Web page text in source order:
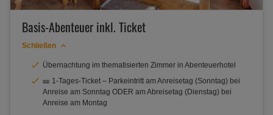
Basis-Abenteuer inkl. Ticket
Schließen
Übernachtung im thematisierten Zimmer in Abenteuerhotel
🎫 1-Tages-Ticket – Parkeintritt am Anreisetag (Sonntag) bei
Anreise am Sonntag ODER am Abreisetag (Dienstag) bei
Anreise am Montag